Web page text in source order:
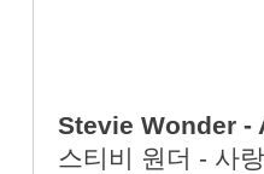
Stevie Wonder -
스티비 원더 - 사